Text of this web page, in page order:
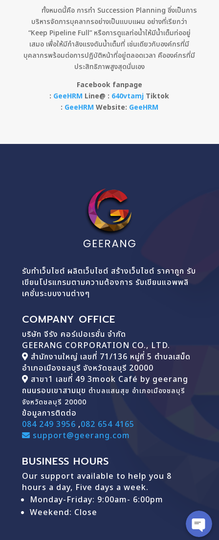
ทั้งหมดนี้คือ การทำ Succession Planning ซึ่งเป็นการ
บริหารจัดการบุคลากรอย่างเป็นแบบแผน อย่างที่เรียกว่า
“Keep Pipeline Full” หรือการดูแลท่อน้ำให้มีน้ำเต็มท่ออยู่
เสมอ เพื่อให้มีกำลังแรงดันน้ำเต็มที่ เช่นเดียวกับองค์กรที่มี
บุคลากรพร้อมต่อการปฏิบัติหน้าที่อยู่ตลอดเวลา คือองค์กรที่มี
ประสิทธิภาพสูงสุดนั่นเอง
Facebook fanpage
: GeeHRM Line@ : 640vtamj Tiktok
: GeeHRM Website: GeeHRM
รับทำเว็บไซต์ ผลิตเว็บไซต์ สร้างเว็บไซต์ ราคาถูก รับ
เขียนโปรแกรมตามความต้องการ รับเขียนแอพพลิ
เคชั่นระบบงานต่างๆ
COMPANY OFFICE
บริษัท จีรัง คอร์เปอเรชั่น จำกัด
GEERANG CORPORATION CO., LTD.
สำนักงานใหญ่ เลขที่ 71/136 หมู่ที่ 5 ตำบลเสม็ด
อำเภอเมืองชลบุรี จังหวัดชลบุรี 20000
สาขา1 เลขที่ 49 3mook Café by geerang
ถนนรอบเขาสามมุข ตำบลแสนสุข อำเภอเมืองชลบุรี
จังหวัดชลบุรี 20000
ข้อมูลการติดต่อ
084 249 3956 ,082 654 4165
support@geerang.com
BUSINESS HOURS
Our support available to help you 8
hours a day, Five days a week.
Monday-Friday: 9:00am- 6:00pm
Weekend: Close